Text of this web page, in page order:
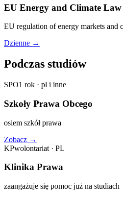
EU Energy and Climate
EU regulation of energy markets and
Dzienne →
Podczas studiów
SPO1 rok · pl i inne
Szkoły Prawa Obcego
osiem szkół prawa
Zobacz →
KPwolontariat · PL
Klinika Prawa
zaangażuje się pomoc już na studiach